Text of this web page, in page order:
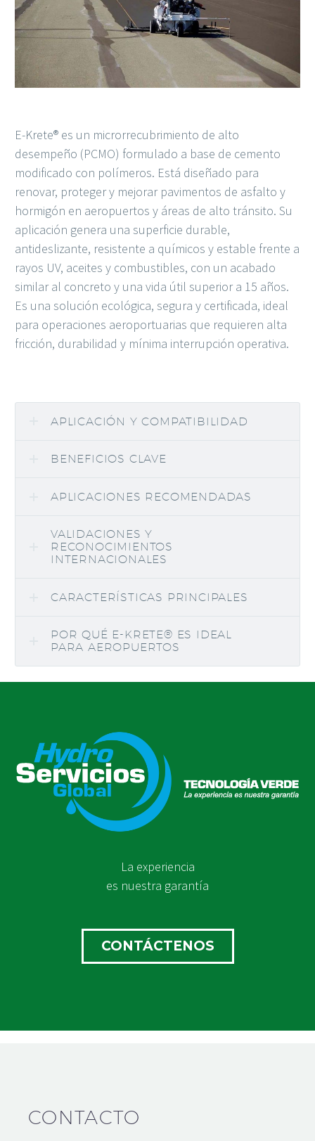
E-Krete® es un microrrecubrimiento de alto
desempeño (PCMO) formulado a base de cemento
modificado con polímeros. Está diseñado para
renovar, proteger y mejorar pavimentos de asfalto y
hormigón en aeropuertos y áreas de alto tránsito. Su
aplicación genera una superficie durable,
antideslizante, resistente a químicos y estable frente a
rayos UV, aceites y combustibles, con un acabado
similar al concreto y una vida útil superior a 15 años.
Es una solución ecológica, segura y certificada, ideal
para operaciones aeroportuarias que requieren alta
fricción, durabilidad y mínima interrupción operativa.
APLICACIÓN Y COMPATIBILIDAD
BENEFICIOS CLAVE
APLICACIONES RECOMENDADAS
VALIDACIONES Y
RECONOCIMIENTOS
INTERNACIONALES
CARACTERÍSTICAS PRINCIPALES
POR QUÉ E-KRETE® ES IDEAL
PARA AEROPUERTOS
La experiencia
es nuestra garantía
CONTÁCTENOS
CONTACTO